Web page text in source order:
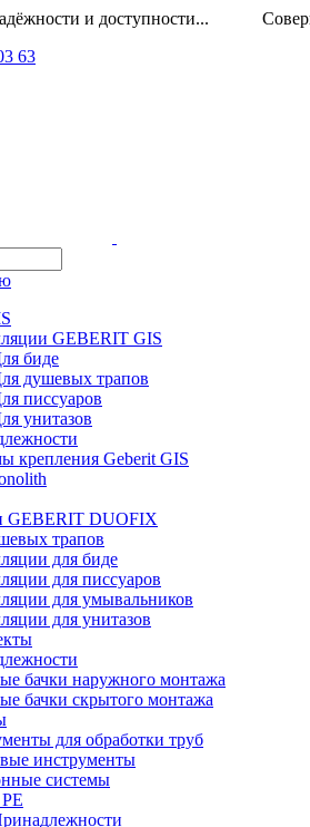
и доступности...
63
GEBERIT GIS
биде
душевых трапов
писсуаров
унитазов
крепления Geberit GIS
GEBERIT DUOFIX
трапов
для биде
для писсуаров
для умывальников
для унитазов
бачки наружного монтажа
бачки скрытого монтажа
для обработки труб
инструменты
системы